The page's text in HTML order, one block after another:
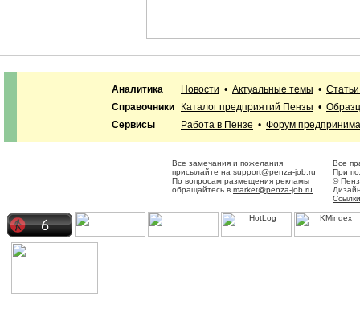
Аналитика Новости • Актуальные темы •
Справочники
Каталог предприятий Пензы •
Сервисы
Работа в Пензе • Форум
Все замечания и пожелания
присылайте на support@penza-job.ru
По вопросам размещения рекламы
обращайтесь в market@penza-job.ru
Все
При
©